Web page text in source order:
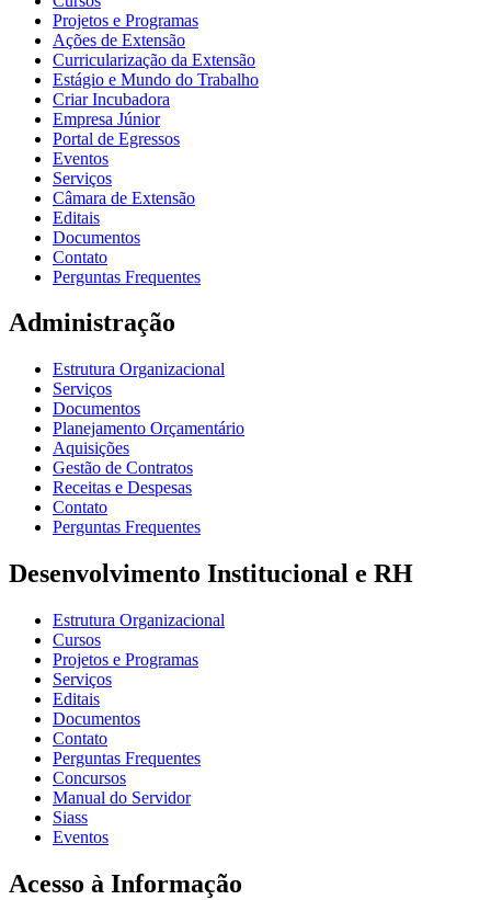
Projetos e Programas
Ações de Extensão
Curricularização da Extensão
Estágio e Mundo do Trabalho
Criar Incubadora
Empresa Júnior
Portal de Egressos
Eventos
Serviços
Câmara de Extensão
Editais
Documentos
Contato
Perguntas Frequentes
Administração
Estrutura Organizacional
Serviços
Documentos
Planejamento Orçamentário
Aquisições
Gestão de Contratos
Receitas e Despesas
Contato
Perguntas Frequentes
Desenvolvimento Institucional e RH
Estrutura Organizacional
Cursos
Projetos e Programas
Serviços
Editais
Documentos
Contato
Perguntas Frequentes
Concursos
Manual do Servidor
Siass
Eventos
Acesso à Informação